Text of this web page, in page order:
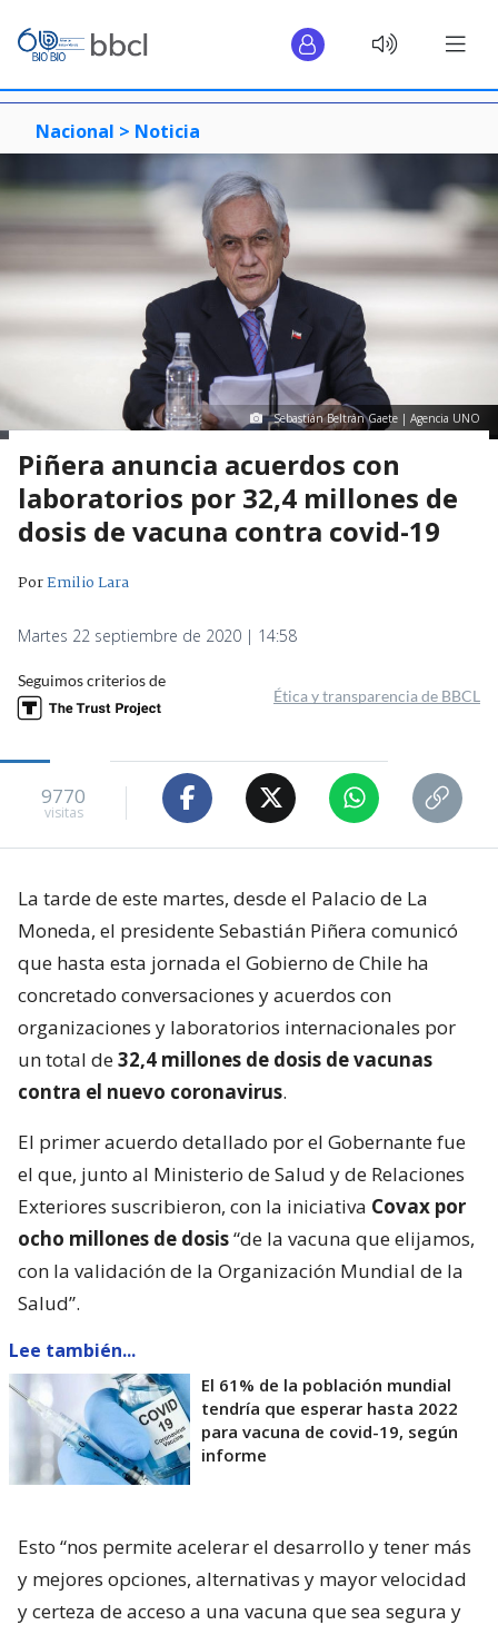
Nacional > Noticia
Sebastián Beltrán Gaete | Agencia UNO
Piñera anuncia acuerdos con
laboratorios por 32,4 millones de
dosis de vacuna contra covid-19
PorEmilio Lara
Martes 22 septiembre de 2020 | 14:58
Seguimos criterios de
Ética y transparencia de BBCL
9770
visitas
La tarde de este martes, desde el Palacio de La
Moneda, el presidente Sebastián Piñera comunicó
que hasta esta jornada el Gobierno de Chile ha
concretado conversaciones y acuerdos con
organizaciones y laboratorios internacionales por
un total de32,4 millones de dosis de vacunas
contra el nuevo coronavirus.
El primer acuerdo detallado por el Gobernante fue
el que, junto al Ministerio de Salud y de Relaciones
Exteriores suscribieron, con la iniciativa Covax por
ocho millones de dosis“de la vacuna que elijamos,
con la validación de la Organización Mundial de la
Salud”.
Lee también...
El 61% de la población mundial
tendría que esperar hasta 2022
para vacuna de covid-19, según
informe
Esto “nos permite acelerar el desarrollo y tener más
y mejores opciones, alternativas y mayor velocidad
y certeza de acceso a una vacuna que sea segura y